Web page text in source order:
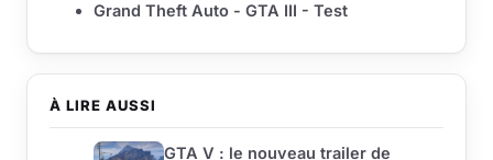
À LIRE AUSSI
GTA V : le nouveau trailer de
Grand Theft Auto - GTA III - Test